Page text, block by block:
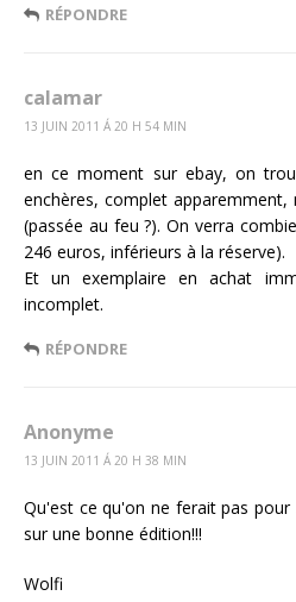
RÉPONDRE
calamar
13 JUIN 2011 Á 20 H 54 MIN
en ce moment sur ebay, on
enchères, complet
(passée au feu ?). On verra
246 euros, inférieurs à la réserve).
Et un exemplaire en achat
incomplet.
RÉPONDRE
Anonyme
13 JUIN 2011 Á 20 H 38 MIN
Qu'est ce qu'on ne ferait pas
sur une bonne édition!!!
Wolfi